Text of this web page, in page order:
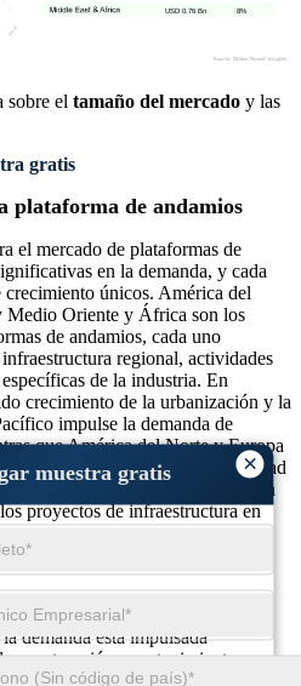
×
muestra gratis
8%
USD 0.76 Bn
sobre el tamaño del mercado y las
gratis
plataforma de andamios
el mercado de plataformas de
en la demanda, y cada
únicos. América del
Oriente y África son los
de andamios, cada uno
regional, actividades
de la industria. En
crecimiento de la urbanización y la
impulse la demanda de
que América del Norte y Europa
y los estándares de seguridad
África están emergiendo como un
proyectos de infraestructura en
sustancial del mercado
demanda está impulsada
construcción, mantenimiento
representa aproximadamente el